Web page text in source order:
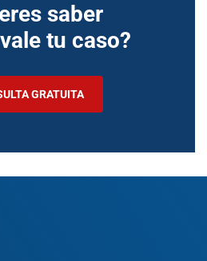
saber
tu caso?
GRATUITA